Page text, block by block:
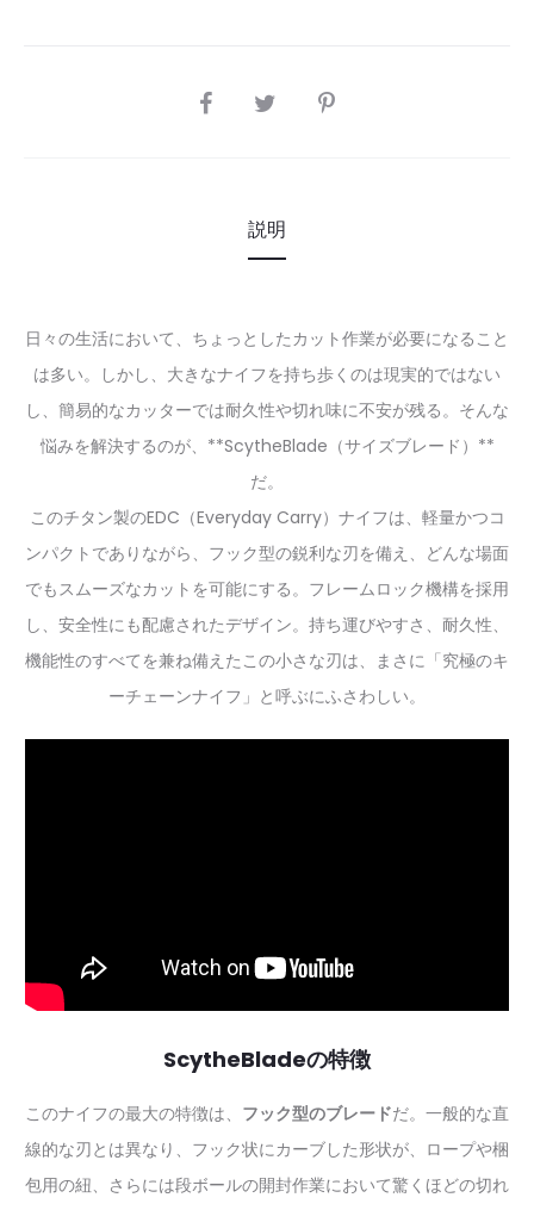
SHARE
説明
日々の生活において、ちょっとしたカット作業が必要になること
は多い。しかし、大きなナイフを持ち歩くのは現実的ではない
し、簡易的なカッターでは耐久性や切れ味に不安が残る。そんな
悩みを解決するのが、**ScytheBlade（サイズブレード）**
だ。
このチタン製のEDC（Everyday Carry）ナイフは、軽量かつコ
ンパクトでありながら、フック型の鋭利な刃を備え、どんな場面
でもスムーズなカットを可能にする。フレームロック機構を採用
し、安全性にも配慮されたデザイン。持ち運びやすさ、耐久性、
機能性のすべてを兼ね備えたこの小さな刃は、まさに「究極のキ
ーチェーンナイフ」と呼ぶにふさわしい。
ScytheBladeの特徴
このナイフの最大の特徴は、 フック型のブレードだ。一般的な直
線的な刃とは異なり、フック状にカーブした形状が、ロープや梱
包用の紐、さらには段ボールの開封作業において驚くほどの切れ